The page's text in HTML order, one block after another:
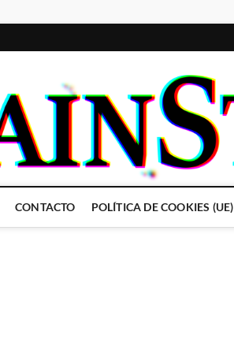
CONTACTO POLÍTICA DE COOKIES (UE)